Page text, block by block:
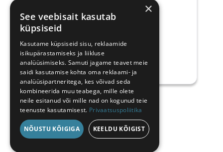
post
×
See veebisait kasutab
küpsiseid
Kasutame küpsiseid sisu, reklaamide
isikupärastamiseks ja liikluse
analüüsimiseks. Samuti jagame teavet meie
saidi kasutamise kohta oma reklaami- ja
analüüsipartneritega, kes võivad seda
kombineerida muu teabega, mille olete
neile esitanud või mille nad on kogunud teie
teenuste kasutamisest. Privaatsuspoliitika
NÕUSTU KÕIGIGA KEELDU KÕIGIST